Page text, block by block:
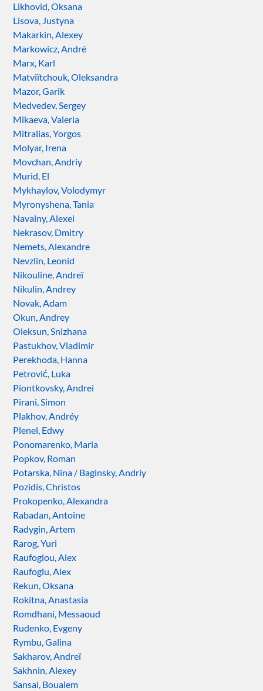
Likhovid, Oksana
Lisova, Justyna
Makarkin, Alexey
Markowicz, André
Marx, Karl
Matviïtchouk, Oleksandra
Mazor, Garik
Medvedev, Sergey
Mikaeva, Valeria
Mitralias, Yorgos
Molyar, Irena
Movchan, Andriy
Murid, El
Mykhaylov, Volodymyr
Myronyshena, Tania
Navalny, Alexei
Nekrasov, Dmitry
Nemets, Alexandre
Nevzlin, Leonid
Nikouline, Andreï
Nikulin, Andrey
Novak, Adam
Okun, Andrey
Oleksun, Snizhana
Pastukhov, Vladimir
Perekhoda, Hanna
Petrović, Luka
Piontkovsky, Andrei
Pirani, Simon
Plakhov, Andréy
Plenel, Edwy
Ponomarenko, Maria
Popkov, Roman
Potarska, Nina / Baginsky, Andriy
Pozidis, Christos
Prokopenko, Alexandra
Rabadan, Antoine
Radygin, Artem
Rarog, Yuri
Raufoglou, Alex
Raufoglu, Alex
Rekun, Oksana
Rokitna, Anastasia
Romdhani, Messaoud
Rudenko, Evgeny
Rymbu, Galina
Sakharov, Andreï
Sakhnin, Alexey
Sansal, Boualem